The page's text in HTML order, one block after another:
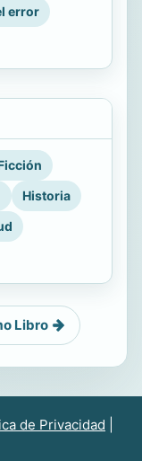
error
Historia
Libro
de Privacidad